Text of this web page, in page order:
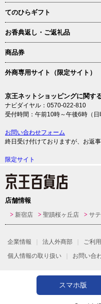
てのひらギフト
お香典返し・ご返礼品
商品券
外商専用サイト（限定サイト）
京王ネットショッピングに関す
ナビダイヤル：0570-022-810
受付時間：午前10時～午後6時（日
お問い合わせフォーム
終日受け付けておりますが、お返
限定サイト
店舗情報
新宿店 聖蹟桜ヶ丘店 サ
企業情報 法人外商部 ご利
個人情報の取り扱い
お問い合
スマホ版